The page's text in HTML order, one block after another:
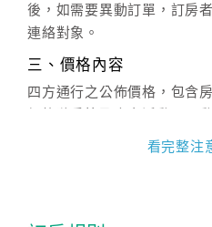
後，如需要異動訂單，訂房
連絡對象。
三、價格內容
四方通行之公佈價格，包含
價」之當日價格為標準。
看完整注